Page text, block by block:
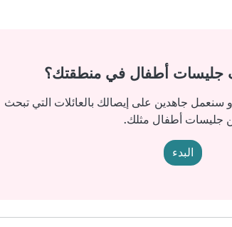
جليسات أطفال في منطقتك؟
جاهدين على إيصالك بالعائلات التي تبحث
جليسات أطفال مثلك.
البدء